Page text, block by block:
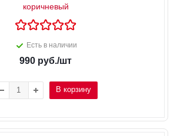
коричневый
Есть в наличии
990 руб./шт
В корзину